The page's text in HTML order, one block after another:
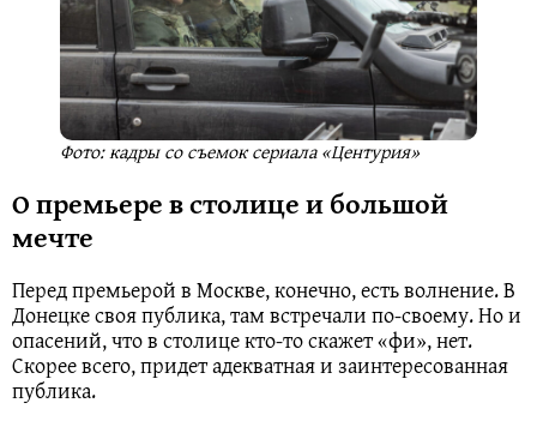
Фото: кадры со съемок сериала «Центурия»
О премьере в столице и большой
мечте
Перед премьерой в Москве, конечно, есть волнение. В
Донецке своя публика, там встречали по-своему. Но и
опасений, что в столице кто-то скажет «фи», нет.
Скорее всего, придет адекватная и заинтересованная
публика.